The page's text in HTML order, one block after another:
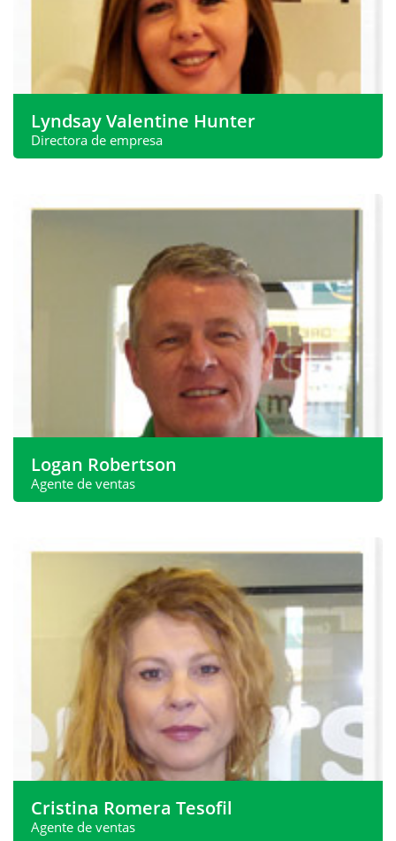
Lyndsay Valentine Hunter
Directora de empresa
+34 968 199 188
Dirección de correo
sales@spanishproperty.co.uk
Logan Robertson
Agente de ventas
+34 620 540 098
+34 968 199 188
Dirección de correo
sales@spanishproperty.co.uk
Ver más
Cristina Romera Tesofil
Agente de ventas